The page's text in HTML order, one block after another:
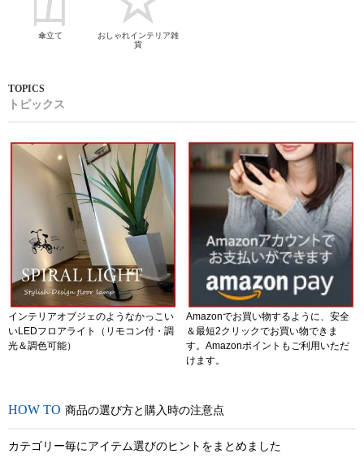
傘立て
おしゃれインテリア雑
貨
トピックス
インテリアオブジェのようなかっこい
いLEDフロアライト（リモコン付・調
光＆調色可能）
Amazonでお買い物するように、安全
＆最短2クリックでお買い物できま
す。Amazonポイントもご利用いただ
けます。
商品の選び方と購入時の注意点
カテゴリー毎にアイテム選びのヒントをまとめました